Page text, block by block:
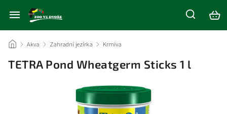
/ Akva / Zahradní jezírka / Krmiva
TETRA Pond Wheatgerm Sticks 1 l